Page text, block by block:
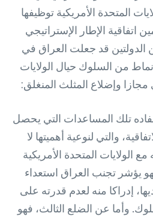
المتحدة الأمريكية توظيفها
اتفاقية الإطار الإستراتيجي
منذ عام 2005 بين الدولتين قد جعلت العراق في
من السلوك حيال الولايات
مجازا وإضلاع المثلث المنغلق:
تلك المساعدات التي يحصل
والتي لنوعية أهميتها لا
الولايات المتحدة الأمريكية
يؤشر تجنب العراق استعداء
إدراكا منه لعدم قدرته على
وأما عن الضلع الثالث، فهو